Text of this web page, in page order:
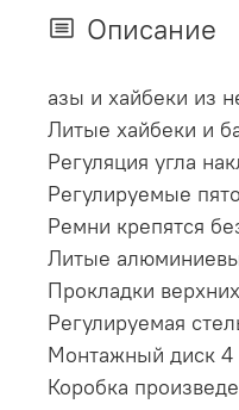
Описание
азы и хайбеки из
Литые хайбеки и
Регуляция угла
Регулируемые
Ремни крепятся
Литые
Прокладки
Регулируемая
Монтажный диск 4
Коробка